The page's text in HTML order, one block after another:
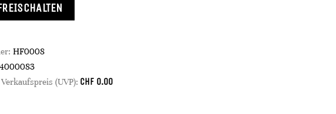
HF0008
(UVP): CHF 0.00